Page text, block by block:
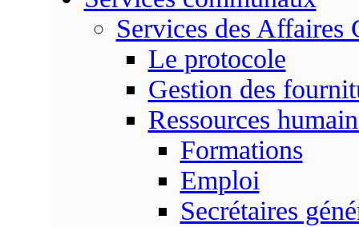
Services des Affaires
Le protocole
Gestion des
Ressources
Formations
Emploi
Secrétaires